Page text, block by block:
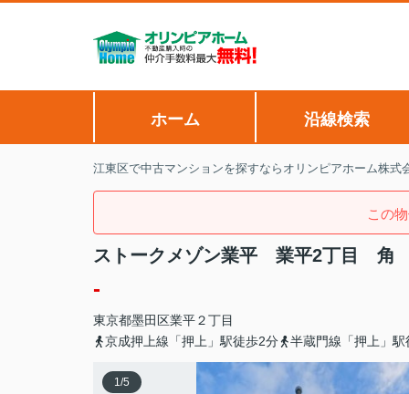
ホーム 沿線検索
江東区で中古マンションを探すならオリンピアホーム株式
この
ストークメゾン業平 業平2丁目
-
東京都墨田区業平２丁目
京成押上線「押上」駅徒歩2分
半蔵門線「押上」駅
1/5